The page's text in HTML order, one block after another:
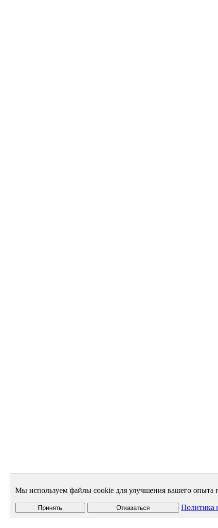
Мы используем файлы cookie для улучшения вашего опыта
Принять Отказаться Политика